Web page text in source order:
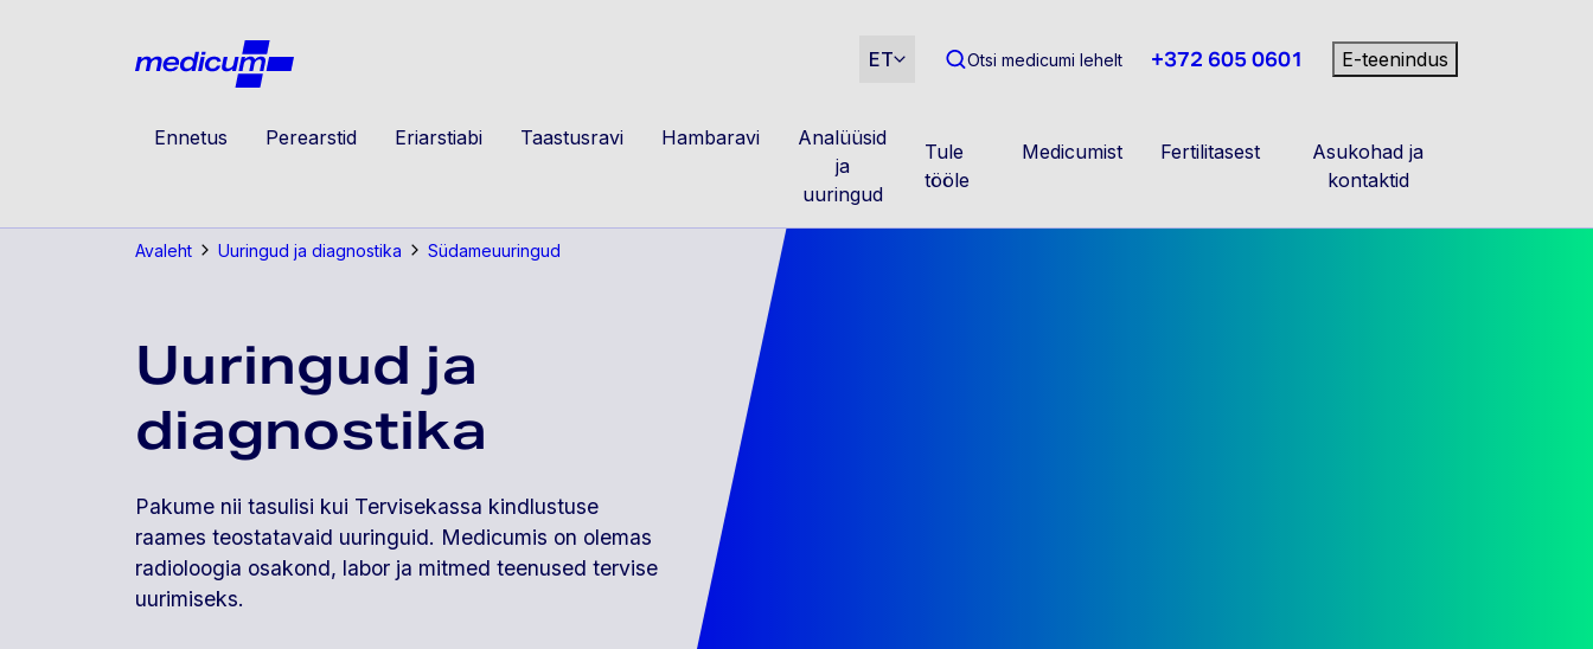
Medicum ET Otsi medicumi lehelt +372 605 0601 E-teenindus
Ennetus Perearstid Eriarstiabi Taastusravi Hambaravi
Analüüsid
ja
uuringud
Tule
tööle
Medicumist Fertilitasest
Asukohad ja
kontaktid
Avaleht Uuringud ja diagnostika Südameuuringud
Uuringud ja
diagnostika
Pakume nii tasulisi kui Tervisekassa kindlustuse
raames teostatavaid uuringuid. Medicumis on olemas
radioloogia osakond, labor ja mitmed teenused tervise
uurimiseks.